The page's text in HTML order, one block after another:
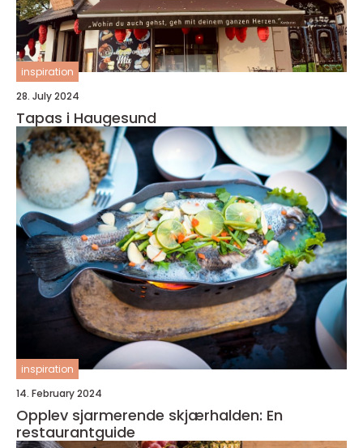
inspiration
28. July 2024
Tapas i Haugesund
inspiration
14. February 2024
Opplev sjarmerende skjærhalden: En
restaurantguide